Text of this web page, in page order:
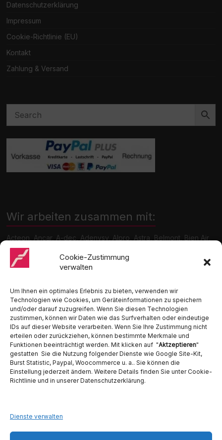
Cookie-Zustimmung
verwalten
Um Ihnen ein optimales Erlebnis zu bieten, verwenden wir
Technologien wie Cookies, um Geräteinformationen zu speichern
und/oder darauf zuzugreifen. Wenn Sie diesen Technologien
zustimmen, können wir Daten wie das Surfverhalten oder eindeutige
IDs auf dieser Website verarbeiten. Wenn Sie Ihre Zustimmung nicht
erteilen oder zurückziehen, können bestimmte Merkmale und
Funktionen beeinträchtigt werden. Mit klicken auf "Aktzeptieren"
gestatten Sie die Nutzung folgender Dienste wie Google Site-Kit,
Burst Statistic, Paypal, Woocommerce u. a.. Sie können die
Einstellung jederzeit ändern. Weitere Details finden Sie unter Cookie-
Richtlinie und in unserer Datenschutzerklärung.
Dienste verwalten
Datenschutzerklärung
Impressum
Cookie-Richtlinie (EU)
Kontakt
Zahlung & Versand
Wir arbeiten zusammen mit:
Acteon, Ancar, A-dec, Adenysy, Alpro, Astra, Belmont, Bien Air,
Cattani, Chirana, DCI, Dürr, ETI, Euronda, Faro, Gcomm, KaVo,
Medentex, Melag, Midmark, Metasys, MK-Dent, NSK, Ophardt
Hygiene, Ritter, Satelec, Scican, TKD, Velopex, u.v.m
Ambident GmbH
Dental Geräte Handel und Service
Neumannstraße 3B
Fax.: 030 54 83 72 85